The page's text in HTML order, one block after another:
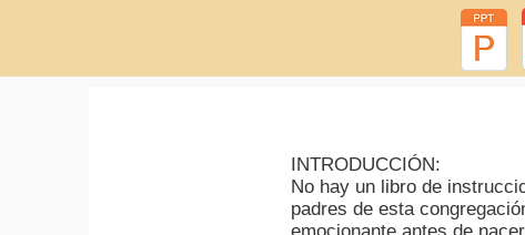
INTRODUCCIÓN:
No hay un libro de
padres de esta